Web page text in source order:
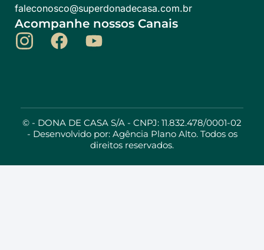
rb.moc.asacedanodrepus
@ocsonocelaf
Acompanhe nossos Canais
© - DONA DE CASA S/A - CNPJ: 11.832.478/0001-02
- Desenvolvido por: Agência Plano Alto. Todos os
direitos reservados.